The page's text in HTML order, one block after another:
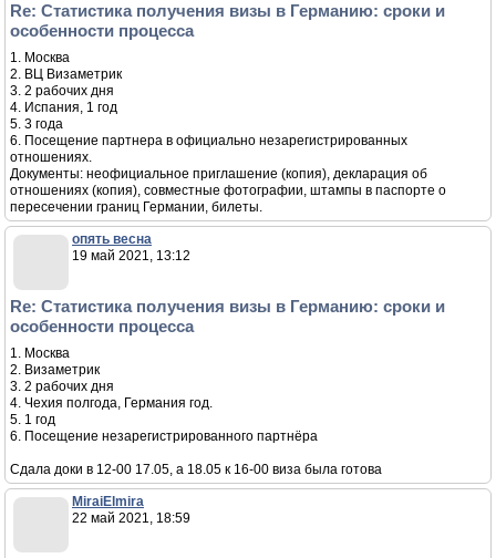
Re: Статистика получения визы в Германию: сроки и
особенности процесса
1. Москва
2. ВЦ Визаметрик
3. 2 рабочих дня
4. Испания, 1 год
5. 3 года
6. Посещение партнера в официально незарегистрированных
отношениях.
Документы: неофициальное приглашение (копия), декларация об
отношениях (копия), совместные фотографии, штампы в паспорте о
пересечении границ Германии, билеты.
опять весна
19 май 2021, 13:12
Re: Статистика получения визы в Германию: сроки и
особенности процесса
1. Москва
2. Визаметрик
3. 2 рабочих дня
4. Чехия полгода, Германия год.
5. 1 год
6. Посещение незарегистрированного партнёра
Сдала доки в 12-00 17.05, а 18.05 к 16-00 виза была готова
MiraiElmira
22 май 2021, 18:59